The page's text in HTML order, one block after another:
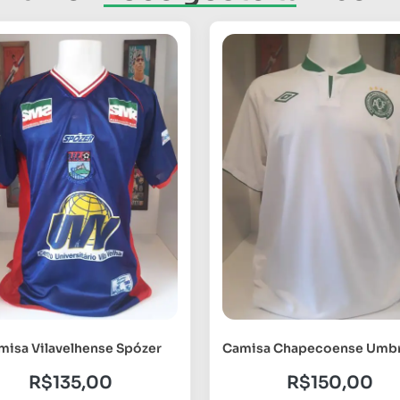
Vilavelhense Spózer
R$135,00
Camisa Chapecoense
R$150,00